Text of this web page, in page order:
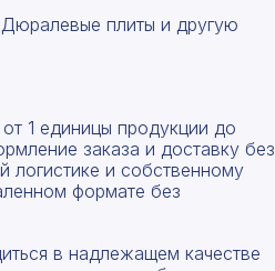
Дюралевые плиты и другую
1 единицы продукции до
заказа и доставку без
логистике и собственному
формате без
в надлежащем качестве